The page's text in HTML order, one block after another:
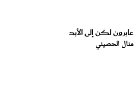
عابرون لكن إلى الأبد
منال الحصيني